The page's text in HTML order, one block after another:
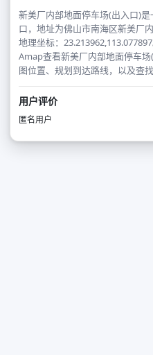
新美厂内部地面停车场(出入口)
口，地址为佛山市南海区新美厂
地理坐标：
Amap查看新美厂内部地面停车
图位置、规划到达路线，以及查找
用户评价
匿名用户